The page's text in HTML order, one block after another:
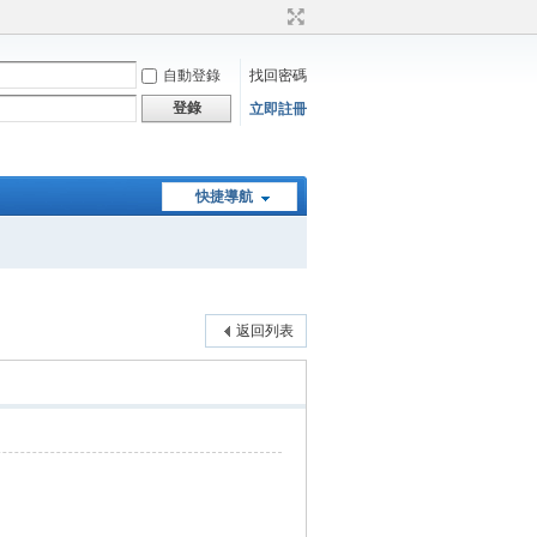
自動登錄
找回密碼
登錄
立即註冊
快捷導航
返回列表